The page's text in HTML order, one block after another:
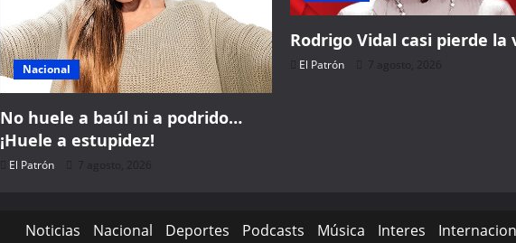
Nacional
No huele a baúl ni a podrido…
¡Huele a estupidez!
El Patrón 7 agosto, 2026
Rodrigo Vidal casi pierde la
El Patrón 7 agosto, 2026
Noticias Nacional Deportes Podcasts Música Interes